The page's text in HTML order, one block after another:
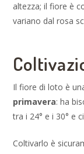
altezza; il fiore è
variano dal rosa
Il fiore di loto è
primavera: ha
tra i 24° e i 30° e
Coltivarlo è